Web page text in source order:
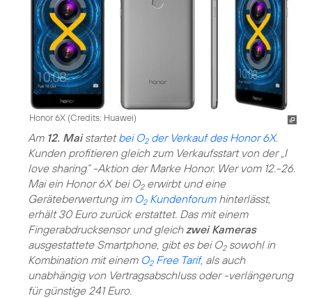
Honor 6X (Credits: Huawei)
Am 12. Maistartetbei O2der Verkauf des Honor 6X.
Kunden profitieren gleich zum Verkaufsstart von der „I
love sharing“ -Aktion der Marke Honor. Wer vom 12.-26.
Mai ein Honor 6X bei O2erwirbt und eine
Geräteberwertung im O2Kundenforumhinterlässt,
erhält 30 Euro zurück erstattet. Das mit einem
Fingerabdrucksensor und gleich zwei Kameras
ausgestattete Smartphone, gibt es bei O2sowohl in
Kombination mit einem O2Free Tarif, als auch
unabhängig von Vertragsabschluss oder -verlängerung
für günstige 241 Euro.